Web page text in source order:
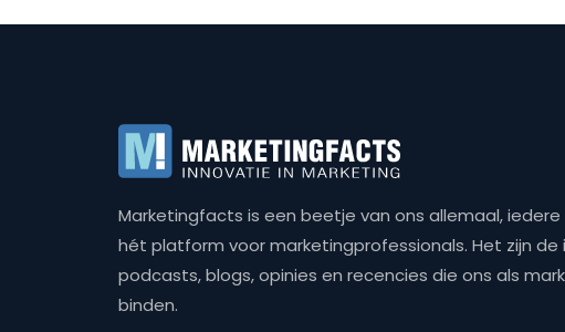
Marketingfacts is een beetje van ons allemaal, iedere
hét platform voor marketingprofessionals. Het zijn de
podcasts, blogs, opinies en recencies die ons als
binden.